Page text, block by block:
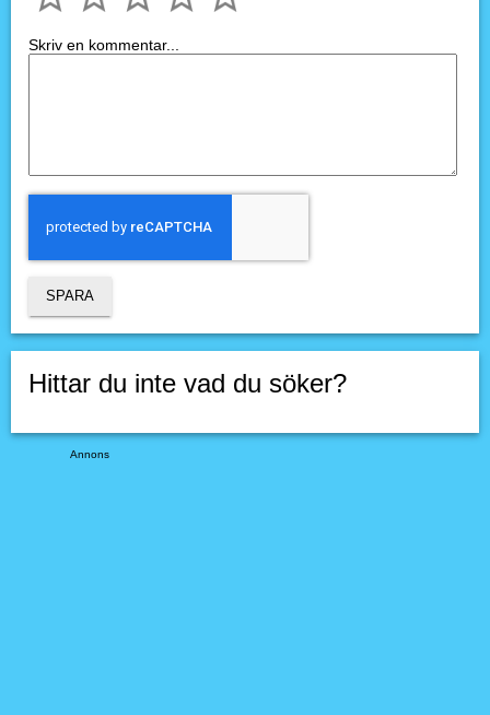
Skriv en kommentar...
Hittar du inte vad du söker?
Annons